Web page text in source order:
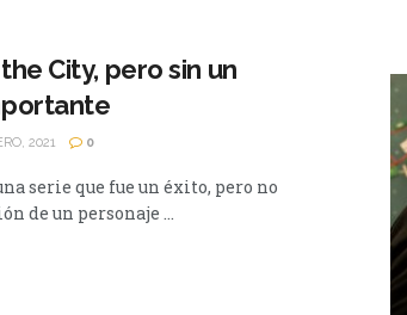
City, pero sin un
2021 0
serie que fue un éxito, pero no
de un personaje ...